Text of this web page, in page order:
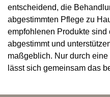
entscheidend, die
abgestimmten Pflege zu
empfohlenen Produkte
abgestimmt und
maßgeblich. Nur durch
lässt sich gemeinsam das